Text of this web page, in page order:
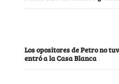
Los opositores de Petro no
entró a la Casa Blanca